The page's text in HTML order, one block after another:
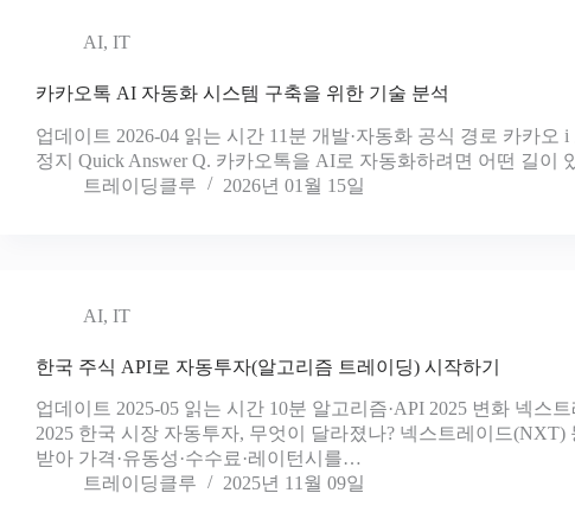
AI, IT
카카오톡 AI 자동화 시스템 구축을 위한 기술 분석
업데이트 2026-04 읽는 시간 11분 개발·자동화 공식 경로 카카
정지 Quick Answer Q. 카카오톡을 AI로 자동화하려면 어떤 길이
트레이딩클루
2026년 01월 15일
AI, IT
한국 주식 API로 자동투자(알고리즘 트레이딩) 시작하기
업데이트 2025-05 읽는 시간 10분 알고리즘·API 2025 변화 넥스
2025 한국 시장 자동투자, 무엇이 달라졌나? 넥스트레이드
받아 가격·유동성·수수료·레이턴시를…
트레이딩클루
2025년 11월 09일